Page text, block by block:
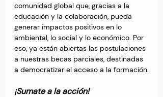
comunidad global que, gracias a la
educación y la colaboración, pueda
generar impactos positivos en lo
ambiental, lo social y lo económico. Por
eso, ya están abiertas las postulaciones
a nuestras becas parciales, destinadas
a democratizar el acceso a la formación.
¡Sumate a la acción!